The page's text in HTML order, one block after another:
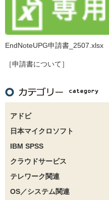
EndNoteUPG申請書_2507.xlsx
［申請書について］
アドビ
日本マイクロソフト
IBM SPSS
クラウドサービス
テレワーク関連
OS／システム関連